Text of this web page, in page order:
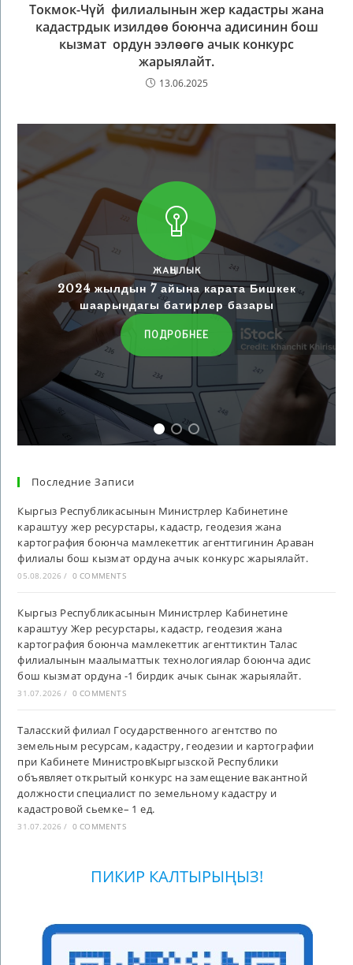
Токмок-Чүй филиалынын жер кадастры жана
кадастрдык изилдөө боюнча адисинин бош
кызмат ордун ээлөөгө ачык конкурс
жарыялайт.
13.06.2025
ЖАҢЫЛЫК
2024 жылдын 7 айына карата Бишкек
шаарындагы батирлер базары
ПОДРОБНЕЕ
Последние Записи
Кыргыз Республикасынын Министрлер Кабинетине
караштуу жер ресурстары, кадастр, геодезия жана
картография боюнча мамлекеттик агенттигинин Араван
филиалы бош кызмат ордуна ачык конкурс жарыялайт.
05.08.2026 / 0 COMMENTS
Кыргыз Республикасынын Министрлер Кабинетине
караштуу Жер ресурстары, кадастр, геодезия жана
картография боюнча мамлекеттик агенттиктин Талас
филиалынын маалыматтык технологиялар боюнча адис
бош кызмат ордуна -1 бирдик ачык сынак жарыялайт.
31.07.2026 / 0 COMMENTS
Таласский филиал Государственного агентство по
земельным ресурсам, кадастру, геодезии и картографии
при Кабинете МинистровКыргызской Республики
объявляет открытый конкурс на замещение вакантной
должности специалист по земельному кадастру и
кадастровой сьемке– 1 ед.
31.07.2026 / 0 COMMENTS
ПИКИР КАЛТЫРЫҢЫЗ!